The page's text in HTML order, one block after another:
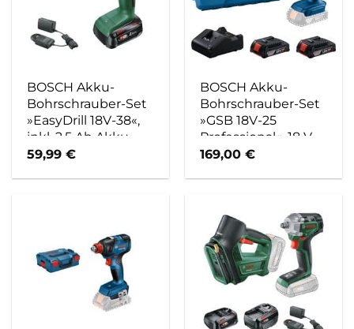
BOSCH Akku-
Bohrschrauber-Set
»EasyDrill 18V-38«,
inkl. 2,5 Ah Akku,
Ladegerät + Koffer –
59,99€
BOSCH Akku-
Bohrschrauber-Set
»GSB 18V-25
Professional«, 18 V,
inkl. 2 x 2.0 Ah
169,00€